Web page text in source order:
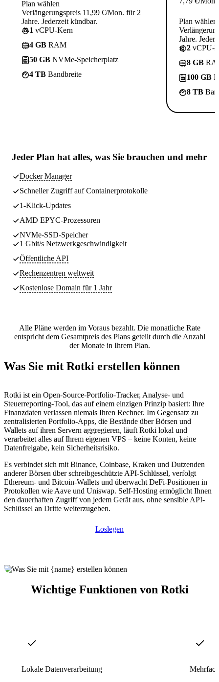
Plan wählen
Verlängerungspreis 11,99 €/Mon. für 2
Jahre. Jederzeit kündbar.
1 vCPU-Kern
4 GB RAM
50 GB NVMe-Speicherplatz
4 TB Bandbreite
Plan wählen
Jahre.
2 vCPU-
8 GB
100 GB
8 TB
Jeder Plan hat alles, was Sie brauchen und mehr
Docker Manager
Schneller Zugriff auf Containerprotokolle
1-Klick-Updates
AMD EPYC-Prozessoren
NVMe-SSD-Speicher
1 Gbit/s Netzwerkgeschwindigkeit
Öffentliche API
Rechenzentren weltweit
Kostenlose Domain für 1 Jahr
Alle Pläne werden im Voraus bezahlt. Die monatliche Rate
entspricht dem Gesamtpreis des Plans geteilt durch die Anzahl
der Monate in Ihrem Plan.
Was Sie mit Rotki erstellen können
Rotki ist ein Open-Source-Portfolio-Tracker, Analyse- und
Steuerreporting-Tool, das auf einem einzigen Prinzip basiert: Ihre
Finanzdaten verlassen niemals Ihren Rechner. Im Gegensatz zu
zentralisierten Portfolio-Apps, die Bestände über Börsen und
Wallets auf ihren Servern aggregieren, läuft Rotki lokal und
verarbeitet alles auf Ihrem eigenen VPS – keine Konten, keine
Datenfreigabe, kein Sicherheitsrisiko.
Es verbindet sich mit Binance, Coinbase, Kraken und Dutzenden
anderer Börsen über schreibgeschützte API-Schlüssel, verfolgt
Ethereum- und Bitcoin-Wallets und überwacht DeFi-Positionen in
Protokollen wie Aave und Uniswap. Self-Hosting ermöglicht Ihnen
den dauerhaften Zugriff von jedem Gerät aus, ohne sensible API-
Schlüssel an Dritte weiterzugeben.
Loslegen
Wichtige Funktionen von Rotki
Lokale Datenverarbeitung